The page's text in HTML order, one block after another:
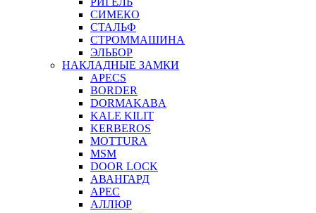
СИМЕКО
СТАЛЬФ
СТРОММАШИНА
ЭЛЬБОР
НАКЛАДНЫЕ ЗАМКИ
APECS
BORDER
DORMAKABA
KALE KILIT
KERBEROS
MOTTURA
MSM
DOOR LOCK
АВАНГАРД
АРЕС
АЛЛЮР